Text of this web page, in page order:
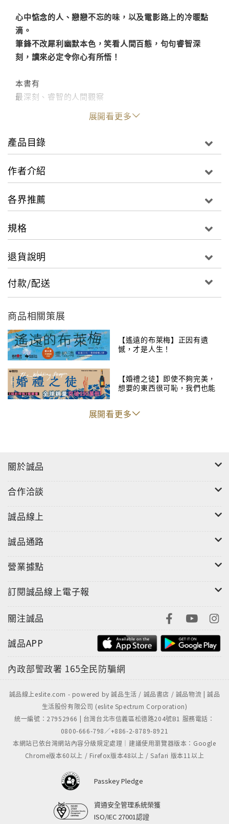
心中惦念的人、戀戀不忘的味，以及電影路上的冷暖點
滴。
筆鋒不改犀利幽默本色，笑看人間百態，句句睿智深
刻，讀來必定令你心有所悟！
本書有
最深刻、睿智的人間觀察
最通透、真摯的人生回望
最累心、動人的電影執念
笑看江湖是非風暴，走好走穩需要大智慧！
本書是大陸鬼才導演馮小剛睽違十年最新散文隨筆集。
情的朋友，以及為電影累心的點點滴滴。他探看人生百
態，幽默犀利，卻不失深刻和睿智，他評點人物，針針
見血，卻不失俠心道義，他針砭時弊，字字珠璣，饒富
哲理深意，讀來絕對令你莞爾拍案、心有所悟！
什麼是人生？必須在老態龍鍾、萬念俱灰之前，飛頹
了，玩膩了，面對所有誘惑無動於衷了，駕鶴之時才能
心無旁騖。我相信奄奄一息時，絕不會後悔做過的事
情，只會追悔當初想做卻沒做的事。我可不想死到臨頭
才覺為時已晚。一萬年太久，只爭朝夕了我就！
什麼是愛情？愛是有壽命的，普天之下無一倖免。相愛
是彼此被對方深度催眠。最好的結果是，兩人一起醒
了。有的人以為自己是找婚姻的其實是找愛情的，有的
人以為自己是找愛情的其實是找婚姻的。愛情你不一定
線，為財富勾引天才，讓天才揮霍財富。用小眾的審美
惡俗。
什麼是傷風敗俗？
來也沒聽人說「傷風敗雅」。 由此可見「俗」 是非常值
得敬重的，不能被貶低敗壞。令我困惑的是，為什麼
「媚俗」就成了貶義詞了呢？
什麼是心好？心好和心態好是兩回事。心好的人不一定
心理素質好，心理素質好的人，說實話壞人居多。
什麼是電影？
電影應該是酒，哪怕只有一口，但它得是
酒。你拍的東西是葡萄，很新鮮的葡萄，甚至還掛著
霜，但沒有把它釀成酒，開始時是葡萄，到了還是葡
就是一口酒，結束時還是一口酒。
如何面對批評？面對批評有兩種態度：一種是虛心接
受，拿批評當蜜喝；一種是本能的不高興，而且當時就
掛臉。從人性的角度分析，前一種人起碼是不真實的，
言不由衷；往輕了說是虛偽，往重了說是陰險。善意叮
囑，實誠固然可愛，但傻實誠你麻煩就大。
展開看更多
產品目錄
作者介紹
各界推薦
規格
退貨說明
付款/配送
商品相關策展
【遙遠的布萊梅】正因有遺
憾，才是人生！
【婚禮之徒】即使不夠完美，
想要的東西很可恥，我們也能
展開看更多
關於誠品
合作洽談
誠品線上
誠品通路
營業據點
訂閱誠品線上電子報
關注誠品
誠品APP
內政部警政署 165全民防騙網
誠品線上eslite.com - powered by 誠品生活 / 誠品書店 / 誠品物流 | 誠品
生活股份有限公司 (eslite Spectrum Corporation)
統一編號：27952966 | 台灣台北市信義區松德路204號B1 服務電話：
0800-666-798／+886-2-8789-8921
本網站已依台灣網站內容分級規定處理｜建議使用瀏覽器版本：Google
Chrome版本60以上 / Firefox版本48以上 / Safari 版本11以上
Passkey Pledge
資通安全管理系統榮獲
ISO/IEC 27001認證